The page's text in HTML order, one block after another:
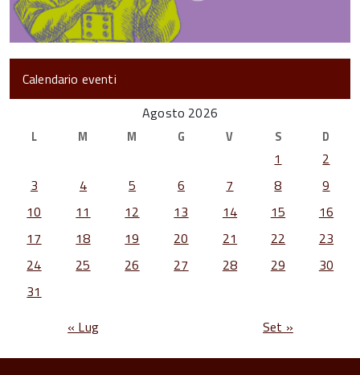
Calendario eventi
Agosto 2026
L M M G V S D
1
2
3
4 5 6 7 8
9
10
11 12 13 14 15
16
17
18 19 20 21 22
23
24
25 26 27 28 29
30
31
« Lug
Set »